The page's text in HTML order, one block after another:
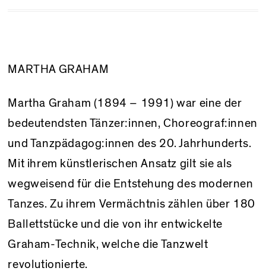
MARTHA GRAHAM
Martha Graham (1894 – 1991) war eine der
bedeutendsten Tänzer:innen, Choreograf:innen
und Tanzpädagog:innen des 20. Jahrhunderts.
Mit ihrem künstlerischen Ansatz gilt sie als
wegweisend für die Entstehung des modernen
Tanzes. Zu ihrem Vermächtnis zählen über 180
Ballettstücke und die von ihr entwickelte
Graham-Technik, welche die Tanzwelt
revolutionierte.